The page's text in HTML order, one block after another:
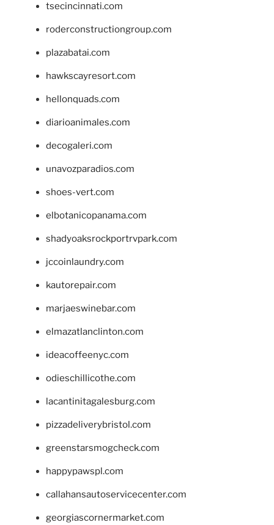
tsecincinnati.com
roderconstructiongroup.com
plazabatai.com
hawkscayresort.com
hellonquads.com
diarioanimales.com
decogaleri.com
unavozparadios.com
shoes-vert.com
elbotanicopanama.com
shadyoaksrockportrvpark.com
jccoinlaundry.com
kautorepair.com
marjaeswinebar.com
elmazatlanclinton.com
ideacoffeenyc.com
odieschillicothe.com
lacantinitagalesburg.com
pizzadeliverybristol.com
greenstarsmogcheck.com
happypawspl.com
callahansautoservicecenter.com
georgiascornermarket.com